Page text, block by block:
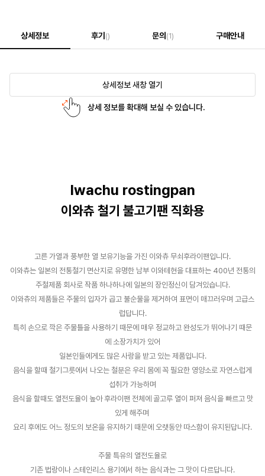
상세정보 후기 () 문의 (1) 구매안내
상세정보 새창 열기
상세 정보를 확대해 보실 수 있습니다.
Iwachu rostingpan
이와츄 철기 불고기팬 직화용
고른 가열과 풍부한 열 보유기능을 가진 이와츄 무쇠후라이팬입니다.
이와츄는 일본의 전통철기 면산지로 유명한 남부 이와테현을 대표하는 400년 전통의
주철제품 회사로 작품 하나하나에 일본의 장인정신이 담겨있습니다.
이와츄의 제품들은 주물의 입자가 곱고 불순물을 제거하여 표면이 매끄러우며 고급스
럽답니다.
특히 손으로 깍은 주물틀을 사용하기 때문에 매우 정교하고 완성도가 뛰어나기 때문
에 소장가치가 있어
일본인들에게도 많은 사랑을 받고 있는 제품입니다.
음식을 할때 철기그릇에서 나오는 철분은 우리 몸에 꼭 필요한 영양소로 자연스럽게
섭취가 가능하며
음식을 할때도 열전도율이 높아 후라이팬 전체에 골고루 열이 퍼져 음식을 빠르고 맛
있게 해주며
요리 후에도 어느 정도의 보온을 유지하기 때문에 오랫동안 따스함이 유지된답니다.
주물 특유의 열전도율로
기존 법랑이나 스테인리스 용기에서 하는 음식과는 그 맛이 다르답니다.